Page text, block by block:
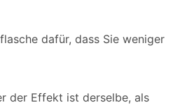
dafür, dass Sie weniger
der Effekt ist derselbe, als